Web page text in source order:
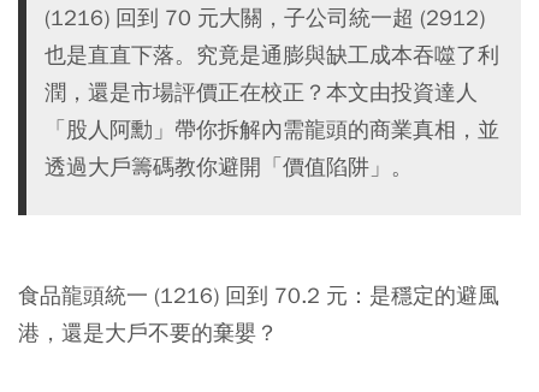
(1216) 回到 70 元大關，子公司統一超 (2912)
也是直直下落。究竟是通膨與缺工成本吞噬了利
潤，還是市場評價正在校正？本文由投資達人
「股人阿勳」帶你拆解內需龍頭的商業真相，並
透過大戶籌碼教你避開「價值陷阱」。
食品龍頭統一 (1216) 回到 70.2 元：是穩定的避風
港，還是大戶不要的棄嬰？